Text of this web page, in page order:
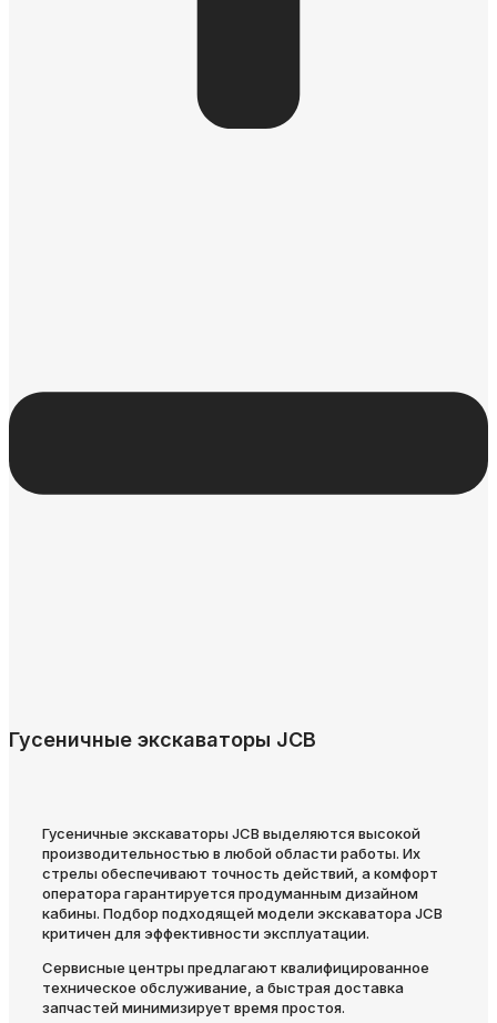
Гусеничные экскаваторы JCB
Гусеничные экскаваторы JCB выделяются высокой
производительностью в любой области работы. Их
стрелы обеспечивают точность действий, а комфорт
оператора гарантируется продуманным дизайном
кабины. Подбор подходящей модели экскаватора JCB
критичен для эффективности эксплуатации.
Сервисные центры предлагают квалифицированное
техническое обслуживание, а быстрая доставка
запчастей минимизирует время простоя.